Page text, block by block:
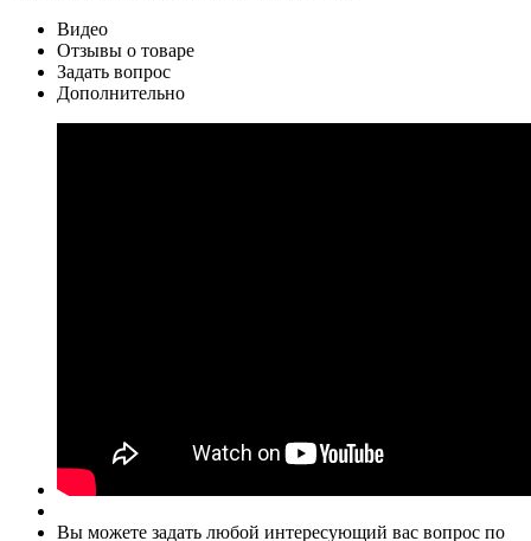
Видео
Отзывы о товаре
Задать вопрос
Дополнительно
Вы можете задать любой интересующий вас вопрос по